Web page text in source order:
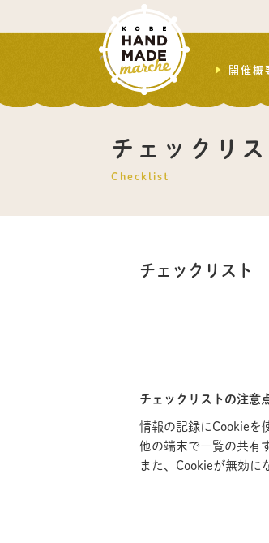
開催概
チェックリス
Checklist
チェックリスト
チェックリストの注意
情報の記録にCookieを
他の端末で一覧の共有
また、Cookieが無効に